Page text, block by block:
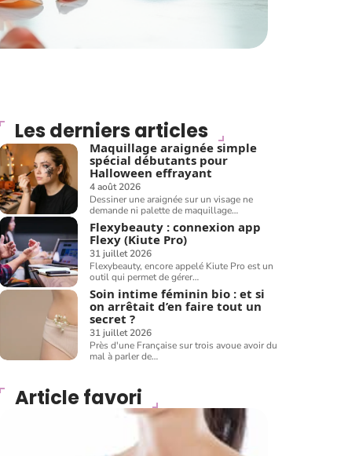
Les derniers articles
Maquillage araignée simple
spécial débutants pour
Halloween effrayant
4 août 2026
Dessiner une araignée sur un visage ne
demande ni palette de maquillage…
Flexybeauty : connexion app
Flexy (Kiute Pro)
31 juillet 2026
Flexybeauty, encore appelé Kiute Pro est un
outil qui permet de gérer…
Soin intime féminin bio : et si
on arrêtait d’en faire tout un
secret ?
31 juillet 2026
Près d'une Française sur trois avoue avoir du
mal à parler de…
Article favori